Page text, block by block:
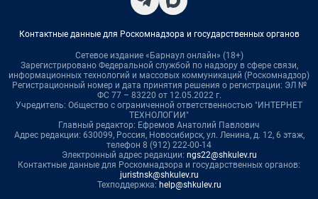
Контактные данные для Роскомнадзора и государственных органов
Сетевое издание «Барнаул онлайн» (18+)
Зарегистрировано Федеральной службой по надзору в сфере связи,
информационных технологий и массовых коммуникаций (Роскомнадзор)
Регистрационный номер и дата принятия решения о регистрации: ЭЛ №
ФС 77 – 83220 от 12.05.2022 г.
Учредитель: Общество с ограниченной ответственностью "ИНТЕРНЕТ
ТЕХНОЛОГИИ"
Главный редактор: Ефремов Анатолий Павлович
Адрес редакции: 630099, Россия, Новосибирск, ул. Ленина, д. 12, 6 этаж,
телефон 8 (912) 222-00-14
Электронный адрес редакции: ngs22@shkulev.ru
Контактные данные для Роскомнадзора и государственных органов:
juristnsk@shkulev.ru
Техподдержка: help@shkulev.ru